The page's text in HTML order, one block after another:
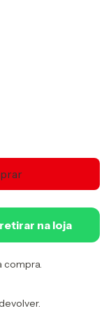
na loja
compra.